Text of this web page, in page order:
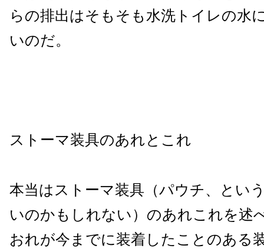
らの排出はそもそも水洗トイレの水
いのだ。
ストーマ装具のあれとこれ
本当はストーマ装具（パウチ、とい
いのかもしれない）のあれこれを述
おれが今までに装着したことのある